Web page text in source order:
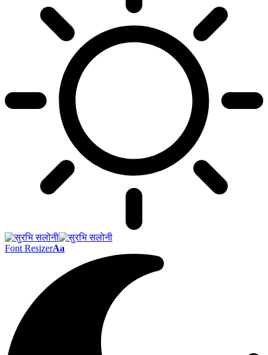
Font ResizerAa